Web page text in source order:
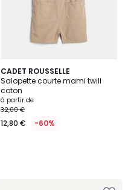
CADET ROUSSELLE
Salopette courte mami twill
coton
à partir de
32,00 €
12,80 € -60%